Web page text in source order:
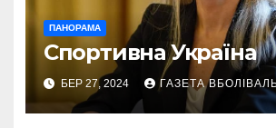
ПАНОРАМА
Спортивна Україна
БЕР 27, 2024 ГАЗЕТА